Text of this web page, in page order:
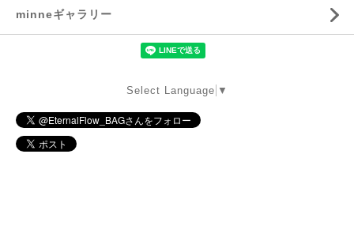
minneギャラリー
Select Language ▼